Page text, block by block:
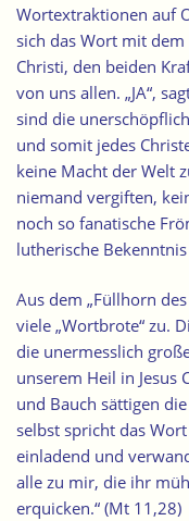
Wortextraktionen auf
sich das Wort mit
Christi, den beiden
von uns allen. „JA“,
sind die
und somit jedes
keine Macht der Welt
niemand vergiften,
noch so fanatische
lutherische
Aus dem „Füllhorn
viele „Wortbrote“ zu.
die unermesslich
unserem Heil in Jesus
und Bauch sättigen
selbst spricht das
einladend und
alle zu mir, die ihr
erquicken.“ (Mt 11,28)